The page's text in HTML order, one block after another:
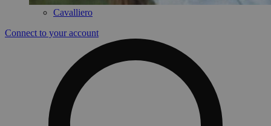
Cavalliero
Connect to your account